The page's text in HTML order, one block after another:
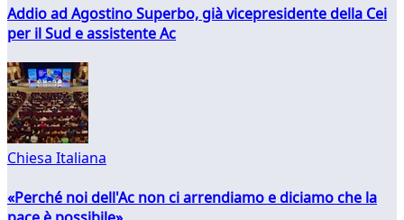
Addio ad Agostino Superbo, già vicepresidente della Cei
per il Sud e assistente Ac
Chiesa Italiana
«Perché noi dell'Ac non ci arrendiamo e diciamo che la